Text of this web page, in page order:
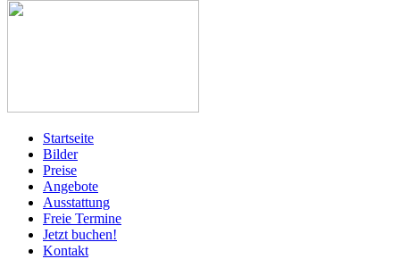
Startseite
Bilder
Preise
Angebote
Ausstattung
Freie Termine
Jetzt buchen!
Kontakt